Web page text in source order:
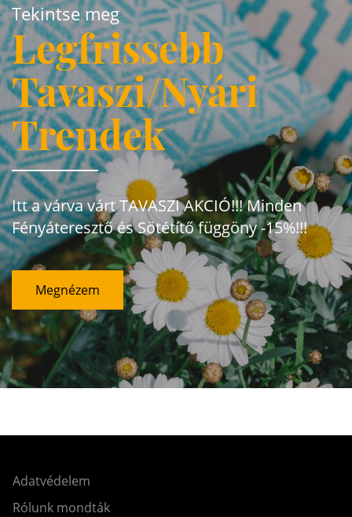
Tekintse meg
Legfrissebb
Tavaszi/Nyári
Trendek
Itt a várva várt TAVASZI AKCIÓ!!! Minden
Fényáteresztő és Sötétítő függöny -15%!!!
Megnézem
Adatvédelem
Rólunk mondták